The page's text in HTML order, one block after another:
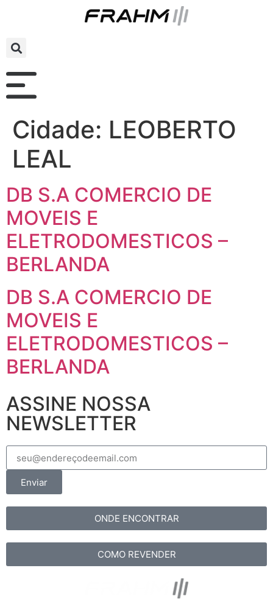
Cidade: LEOBERTO
LEAL
DB S.A COMERCIO DE
MOVEIS E
ELETRODOMESTICOS –
BERLANDA
DB S.A COMERCIO DE
MOVEIS E
ELETRODOMESTICOS –
BERLANDA
ASSINE NOSSA
NEWSLETTER
Enviar
ONDE ENCONTRAR
COMO REVENDER